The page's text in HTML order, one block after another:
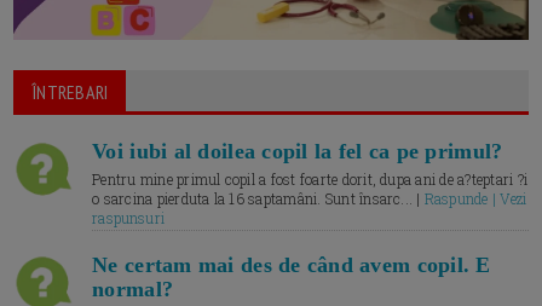
ÎNTREBARI
Voi iubi al doilea copil la fel ca pe primul?
Pentru mine primul copil a fost foarte dorit, dupa ani de a?teptari ?i
o sarcina pierduta la 16 saptamâni. Sunt însarc... | Raspunde | Vezi
raspunsuri
Ne certam mai des de când avem copil. E
normal?